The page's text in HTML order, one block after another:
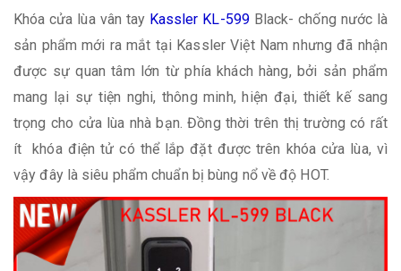
Khóa cửa lùa vân tay Kassler KL-599Black- chống nước là
sản phẩm mới ra mắt tại Kassler Việt Nam nhưng đã nhận
được sự quan tâm lớn từ phía khách hàng, bởi sản phẩm
mang lại sự tiện nghi, thông minh, hiện đại, thiết kế sang
trọng cho cửa lùa nhà bạn. Đồng thời trên thị trường có rất
ít khóa điện tử có thể lắp đặt được trên khóa cửa lùa, vì
vậy đây là siêu phẩm chuẩn bị bùng nổ về độ HOT.